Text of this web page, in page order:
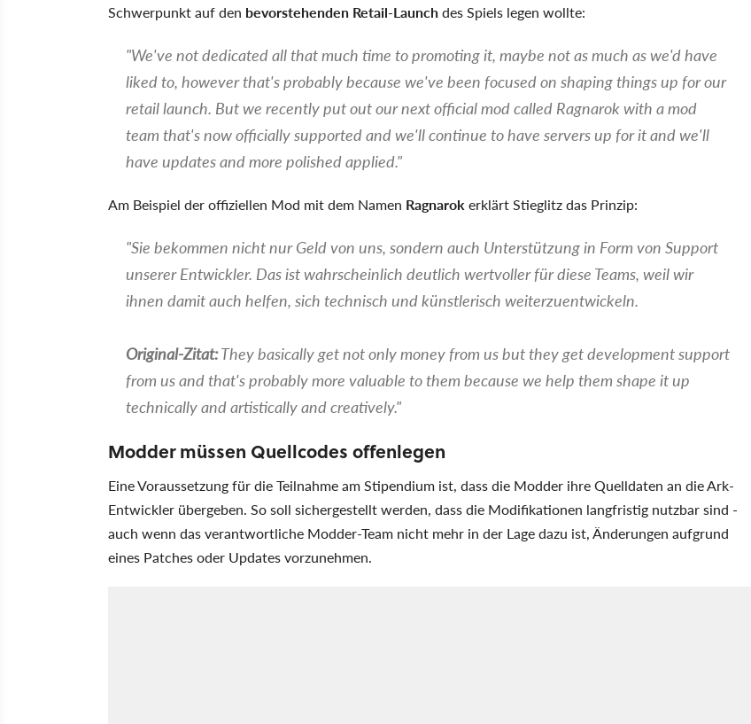
Schwerpunkt auf den bevorstehenden Retail-Launchdes Spiels legen wollte:
"We've not dedicated all that much time to promoting it, maybe not as much as we'd have
liked to, however that's probably because we've been focused on shaping things up for our
retail launch. But we recently put out our next official mod called Ragnarok with a mod
team that's now officially supported and we'll continue to have servers up for it and we'll
have updates and more polished applied."
Am Beispiel der offiziellen Mod mit dem Namen Ragnarokerklärt Stieglitz das Prinzip:
"Sie bekommen nicht nur Geld von uns, sondern auch Unterstützung in Form von Support
unserer Entwickler. Das ist wahrscheinlich deutlich wertvoller für diese Teams, weil wir
ihnen damit auch helfen, sich technisch und künstlerisch weiterzuentwickeln.
Original-Zitat:They basically get not only money from us but they get development support
from us and that's probably more valuable to them because we help them shape it up
technically and artistically and creatively."
Modder müssen Quellcodes offenlegen
Eine Voraussetzung für die Teilnahme am Stipendium ist, dass die Modder ihre Quelldaten an die Ark-
Entwickler übergeben. So soll sichergestellt werden, dass die Modifikationen langfristig nutzbar sind -
auch wenn das verantwortliche Modder-Team nicht mehr in der Lage dazu ist, Änderungen aufgrund
eines Patches oder Updates vorzunehmen.